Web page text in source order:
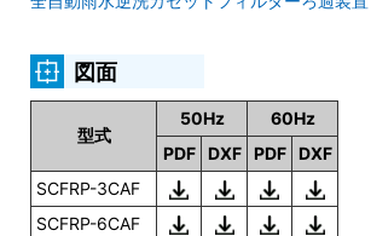
図面
型式
50Hz
60Hz
PDF
DXF PDF
DXF
SCFRP-3CAF
SCFRP-6CAF